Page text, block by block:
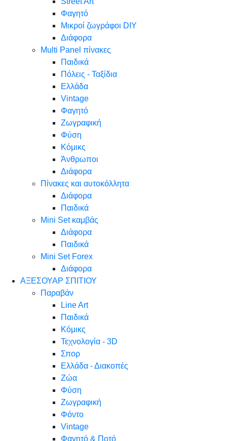
Φαγητό
Μικροί ζωγράφοι DIY
Διάφορα
Multi Panel πίνακες
Παιδικά
Πόλεις - Ταξίδια
Ελλάδα
Vintage
Φαγητό
Ζωγραφική
Φύση
Κόμικς
Άνθρωποι
Διάφορα
Πίνακες και αυτοκόλλητα
Διάφορα
Παιδικά
Mini Set καμβάς
Διάφορα
Παιδικά
Mini Set Forex
Διάφορα
ΑΞΕΣΟΥΑΡ ΣΠΙΤΙΟΥ
Παραβάν
Line Art
Παιδικά
Κόμικς
Τεχνολογία - 3D
Σπορ
Ελλάδα - Διακοπές
Ζώα
Φύση
Ζωγραφική
Φόντο
Vintage
Φαγητό & Ποτό